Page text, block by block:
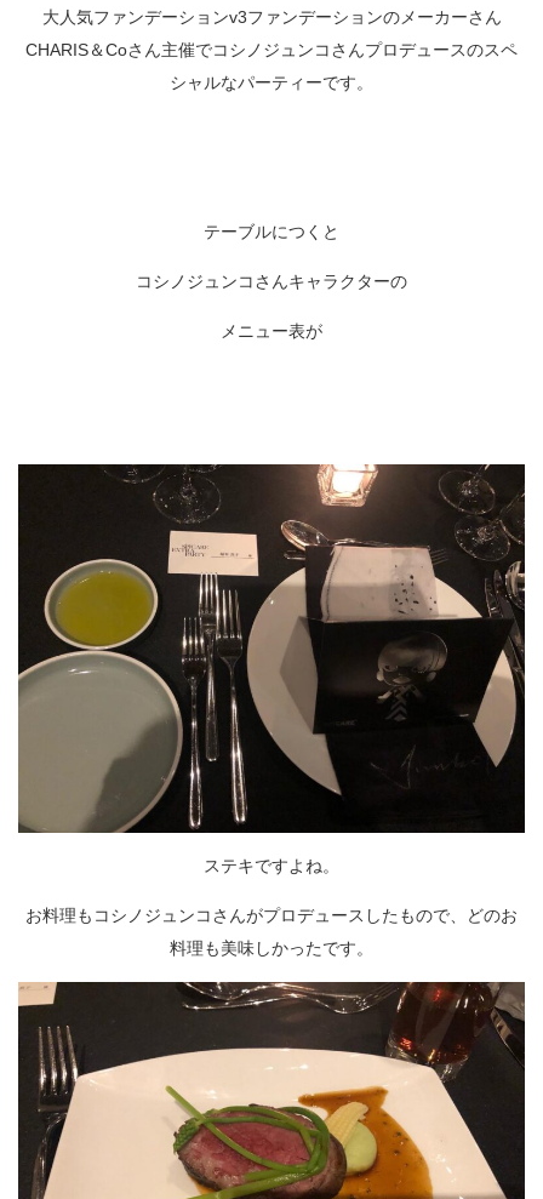
大人気ファンデーションv3ファンデーションのメーカーさん
CHARIS＆Coさん主催でコシノジュンコさんプロデュースのスペ
シャルなパーティーです。
テーブルにつくと
コシノジュンコさんキャラクターの
メニュー表が
ステキですよね。
お料理もコシノジュンコさんがプロデュースしたもので、どのお
料理も美味しかったです。